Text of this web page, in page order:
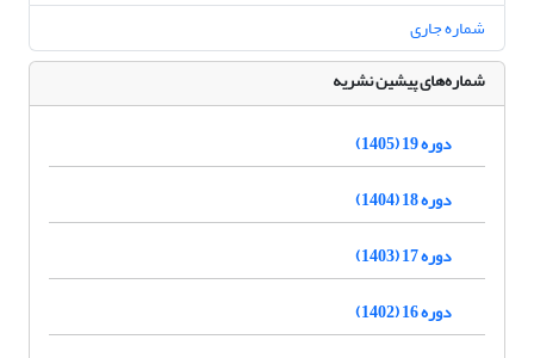
شماره جاری
شماره‌های پیشین نشریه
دوره 19 (1405)
دوره 18 (1404)
دوره 17 (1403)
دوره 16 (1402)